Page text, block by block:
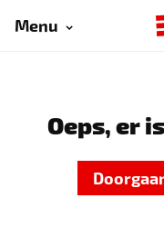
Menu
Oeps, er